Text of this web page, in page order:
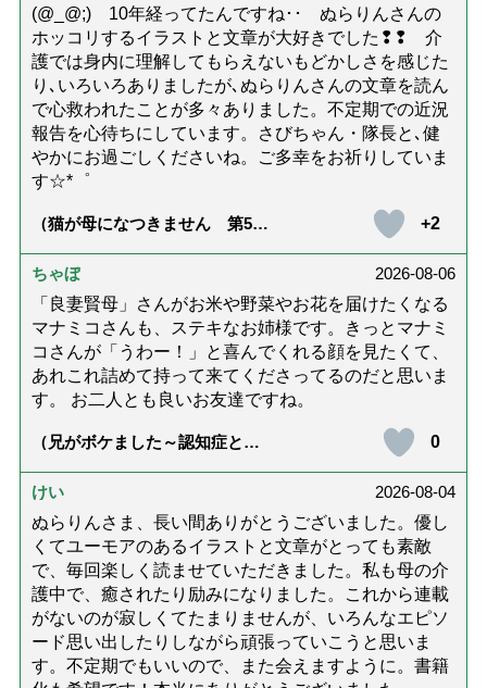
(@_@;) 10年経ってたんですね･･ ぬらりんさんの
ホッコリするイラストと文章が大好きでした❢❢ 介
護では身内に理解してもらえないもどかしさを感じた
り､いろいろありましたが､ぬらりんさんの文章を読ん
で心救われたことが多々ありました。不定期での近況
報告を心待ちにしています。さびちゃん・隊長と､健
やかにお過ごしくださいね。ご多幸をお祈りしていま
す☆*゜
（猫が母になつきません 第500
+2
ちゃぼ
2026-08-06
「良妻賢母」さんがお米や野菜やお花を届けたくなる
マナミコさんも、ステキなお姉様です。きっとマナミ
コさんが「うわー！」と喜んでくれる顔を見たくて、
あれこれ詰めて持って来てくださってるのだと思いま
す。 お二人とも良いお友達ですね。
（兄がボケました～認知症と介
達』が届きました」）
0
けい
2026-08-04
ぬらりんさま、長い間ありがとうございました。優し
くてユーモアのあるイラストと文章がとっても素敵
で、毎回楽しく読ませていただきました。私も母の介
護中で、癒されたり励みになりました。これから連載
がないのが寂しくてたまりませんが、いろんなエピソ
ード思い出したりしながら頑張っていこうと思いま
す。不定期でもいいので、また会えますように。書籍